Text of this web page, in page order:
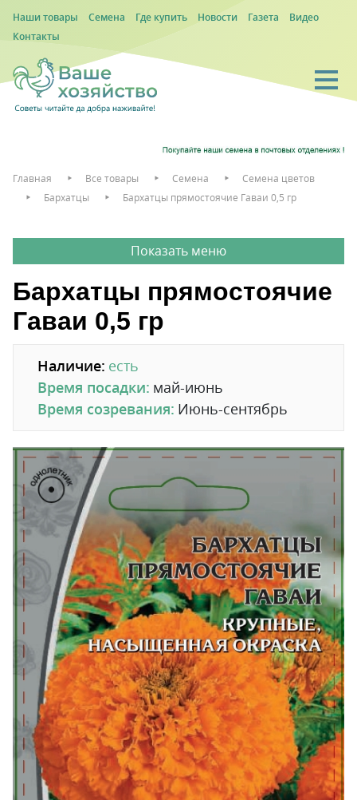
Наши товары Семена Где купить Новости Газета
Видео
Контакты
Главная Все товары Семена
Семена цветов
Бархатцы
Бархатцы прямостоячие Гаваи 0,5 гр
Бархатцы прямостоячие
Гаваи 0,5 гр
Наличие: есть
Время посадки: май-июнь
Время созревания: Июнь-сентябрь